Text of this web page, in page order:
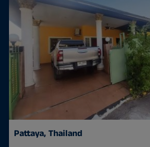
Pattaya, Thailand